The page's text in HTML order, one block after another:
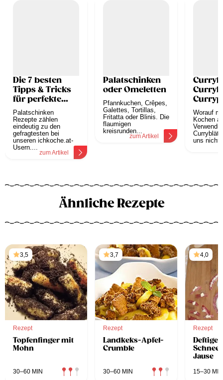
Die 7 besten
Tipps & Tricks
für perfekte
Palatschinken
Palatschinken
Rezepte zählen
eindeutig zu den
gefragtesten bei
unseren ichkoche.at-
Usern....
zum Artikel
Palatschinken
oder Omeletten
Pfannkuchen, Crêpes,
Galettes, Tortillas,
Fritatta oder Blinis. Die
flaumigen
kreisrunden...
zum Artikel
Worauf
Kochen
uns nicht
Ähnliche Rezepte
3,5
Rezept
Topfenfinger mit
Mohn
30–60 MIN
3,7
Rezept
Landkeks-Apfel-
Crumble
30–60 MIN
4,0
Rezept
Deftige
Jause
15–30 MIN